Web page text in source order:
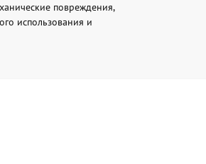
повреждения,
использования и